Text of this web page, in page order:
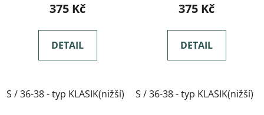
375 Kč
DETAIL
S / 36-38 - typ KLASIK(nižší) M / 39-41- typ KLASIK(nižší)
375 Kč
DETAIL
S / 36-38 - typ KLASIK(nižší)